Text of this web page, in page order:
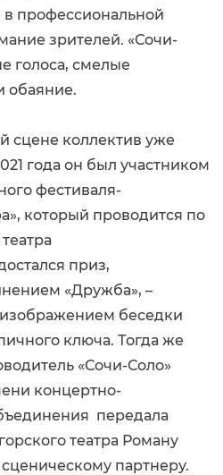
профессиональной
зрителей. «Сочи-
голоса, смелые
обаяние.
сцене коллектив уже
года он был участником
фестиваля-
который проводится по
приз,
«Дружба», –
беседки
ключа. Тогда же
«Сочи-Соло»
концертно-
передала
театра Роману
партнеру.